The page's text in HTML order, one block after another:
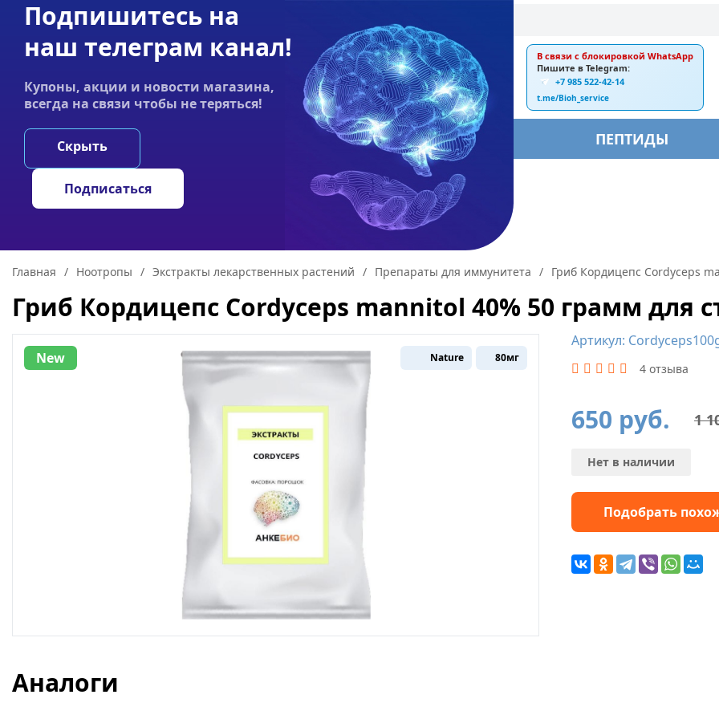
Акции Оплата Статьи
График работы:
Пн-пт 9:00–19:00
E-mail:
ankebiorus@gmail.com
В связи с блокировкой WhatsApp
Пишите в Telegram:
+7 985 522-42-14
t.me/Bioh_service
НООТРОПЫ ГРИБЫ ПЕПТИДЫ
Главная / Ноотропы / Экстракты лекарственных растений / Препараты для иммунитета / Гриб Кордицепс Cordyceps
Гриб Кордицепс Cordyceps mannitol 40% 50 грамм
Nature 80мг
New
Артикул:
4 отзыва
1
Первоначальная
100 руб..
650 руб.
Текущая
Нет в наличии
Подобрать
Аналоги
Подпишитесь на
наш телеграм канал!
Купоны, акции и новости магазина,
всегда на связи чтобы не теряться!
Скрыть
Подписаться